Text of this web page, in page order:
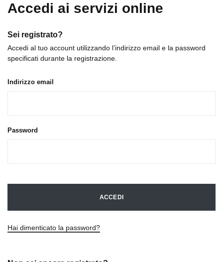
Accedi ai servizi online
Sei registrato?
Accedi al tuo account utilizzando l’indirizzo email e la password
specificati durante la registrazione.
Indirizzo email
Password
ACCEDI
Hai dimenticato la password?